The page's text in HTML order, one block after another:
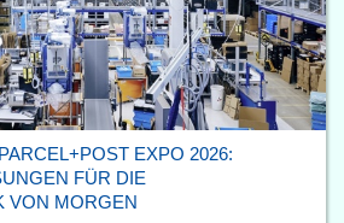
EXPO 2026:
FÜR DIE
VON MORGEN